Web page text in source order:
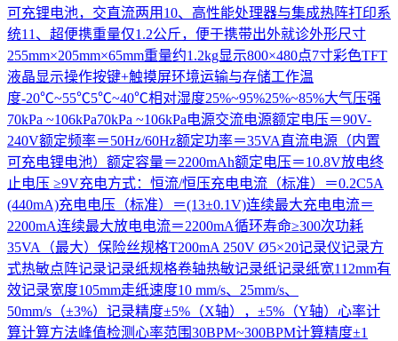
可充锂电池，交直流两用10、高性能处理器与集成热阵打印系
统11、超便携重量仅1.2公斤，便于携带出外就诊外形尺寸
255mm×205mm×65mm重量约1.2kg显示800×480点7寸彩色TFT
液晶显示操作按键+触摸屏环境运输与存储工作温
度-20℃~55℃5℃~40℃相对湿度25%~95%25%~85%大气压强
70kPa ~106kPa70kPa ~106kPa电源交流电源额定电压＝90V-
240V额定频率＝50Hz/60Hz额定功率＝35VA直流电源（内置
可充电锂电池）额定容量＝2200mAh额定电压＝10.8V放电终
止电压 ≥9V充电方式：恒流/恒压充电电流（标准）＝0.2C5A
(440mA)充电电压（标准）＝(13±0.1V)连续最大充电电流＝
2200mA连续最大放电电流＝2200mA循环寿命≥300次功耗
35VA（最大）保险丝规格T200mA 250V Ø5×20记录仪记录方
式热敏点阵记录记录纸规格卷轴热敏记录纸记录纸宽112mm有
效记录宽度105mm走纸速度10 mm/s、25mm/s、
50mm/s（±3%）记录精度±5%（X轴），±5%（Y轴）心率计
算计算方法峰值检测心率范围30BPM~300BPM计算精度±1